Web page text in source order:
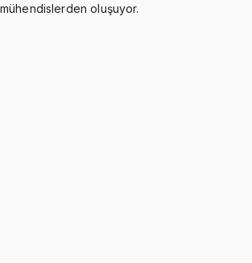
mühendislerden oluşuyor.